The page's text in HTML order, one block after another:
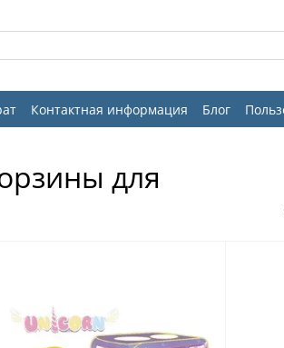
Контактная информация Блог
для